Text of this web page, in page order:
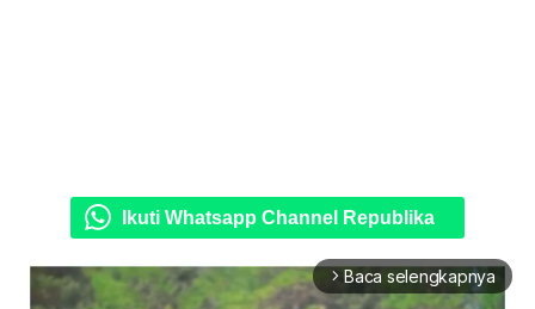
Ikuti Whatsapp Channel Republika
arrow_forward_ios Baca selengkapnya